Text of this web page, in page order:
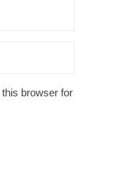
browser for